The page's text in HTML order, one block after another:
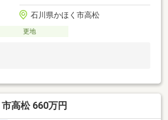
石川県かほく市高松
更地
高松 660万円